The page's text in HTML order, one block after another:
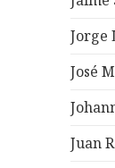
Jorge
José
Juan